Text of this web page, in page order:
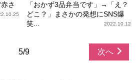
さ
「おかず3品弁当です」→「え？
どこ？」まさかの発想にSNS爆
笑...
2022.10.12
5/9 次へ